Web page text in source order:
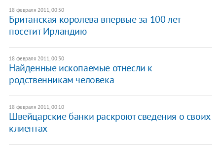
18 февраля 2011, 00:50
Британская королева впервые за 100 лет
посетит Ирландию
18 февраля 2011, 00:30
Найденные ископаемые отнесли к
родственникам человека
18 февраля 2011, 00:10
Швейцарские банки раскроют сведения о своих
клиентах